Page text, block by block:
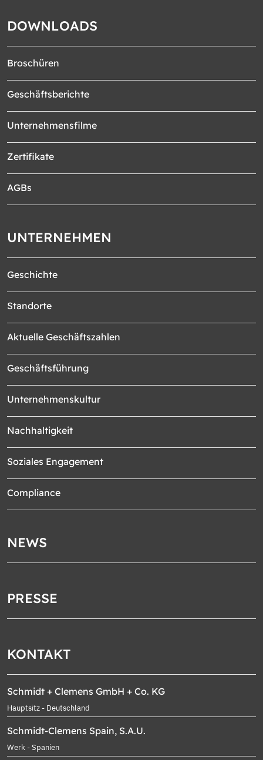
DOWNLOADS
Broschüren
Geschäftsberichte
Unternehmensfilme
Zertifikate
AGBs
UNTERNEHMEN
Geschichte
Standorte
Aktuelle Geschäftszahlen
Geschäftsführung
Unternehmenskultur
Nachhaltigkeit
Soziales Engagement
Compliance
NEWS
PRESSE
KONTAKT
Schmidt + Clemens GmbH + Co. KG
Hauptsitz - Deutschland
Schmidt-Clemens Spain, S.A.U.
Werk - Spanien